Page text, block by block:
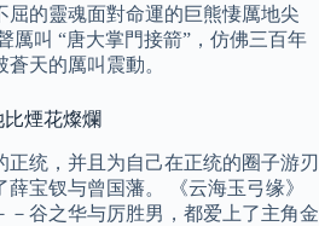
屈的靈魂面對命運的巨熊悽厲地尖
厲叫 “唐大掌門接箭”，仿佛三百年
天的厲叫震動。
比煙花燦爛
统，并且为自己在正统的圈子游刃
宝钗与曾国藩。 《云海玉弓缘》
－谷之华与厉胜男，都爱上了主角金